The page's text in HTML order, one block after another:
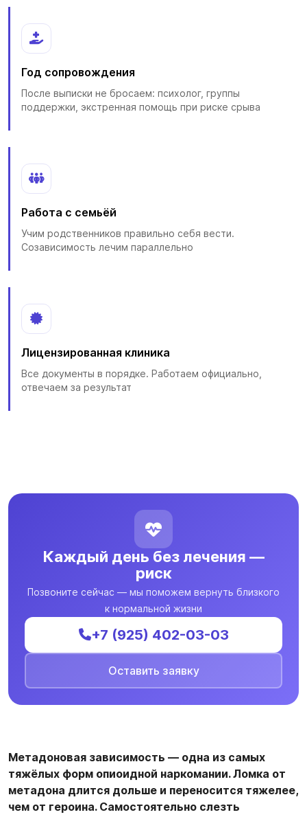
Год сопровождения
После выписки не бросаем: психолог, группы
поддержки, экстренная помощь при риске срыва
Работа с семьёй
Учим родственников правильно себя вести.
Созависимость лечим параллельно
Лицензированная клиника
Все документы в порядке. Работаем официально,
отвечаем за результат
Каждый день без лечения —
риск
Позвоните сейчас — мы поможем вернуть близкого
к нормальной жизни
+7 (925) 402-03-03
Оставить заявку
Метадоновая зависимость — одна из самых
тяжёлых форм опиоидной наркомании. Ломка от
метадона длится дольше и переносится тяжелее,
чем от героина. Самостоятельно слезть